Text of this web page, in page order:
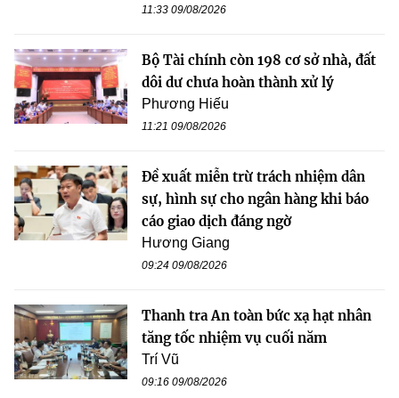
11:33 09/08/2026
Bộ Tài chính còn 198 cơ sở nhà, đất
dôi dư chưa hoàn thành xử lý
Phương Hiếu
11:21 09/08/2026
Đề xuất miễn trừ trách nhiệm dân
sự, hình sự cho ngân hàng khi báo
cáo giao dịch đáng ngờ
Hương Giang
09:24 09/08/2026
Thanh tra An toàn bức xạ hạt nhân
tăng tốc nhiệm vụ cuối năm
Trí Vũ
09:16 09/08/2026